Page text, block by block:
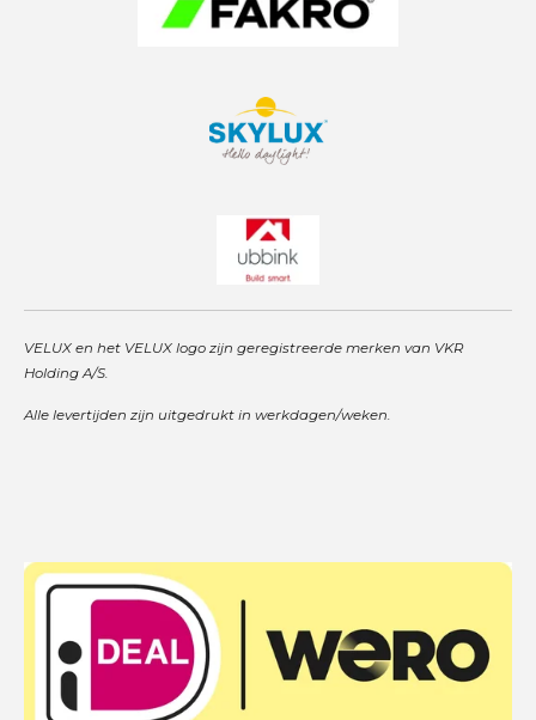
VELUX en het VELUX logo zijn geregistreerde merken van VKR
Holding A/S.
Alle levertijden zijn uitgedrukt in werkdagen/weken.